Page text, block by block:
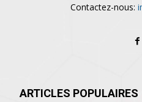
Contactez-nous:
ARTICLES POPULAIRES